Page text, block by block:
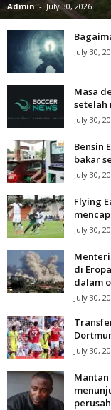
Admin - July 30, 2026
July 30,
Masa
setelah
July 30,
Bensin
bakar
July 30,
Flying
July 30,
di
dalam
July 30,
July 30,
Mantan